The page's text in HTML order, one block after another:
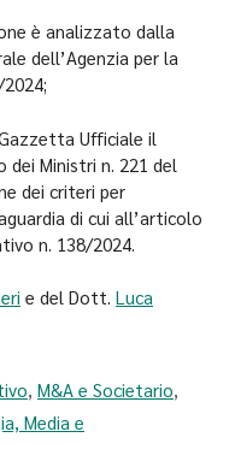
è analizzato dalla
dell’Agenzia per la
Ufficiale il
dei Ministri n. 221 del
dei criteri per
di cui all’articolo
n. 138/2024.
e del Dott. Luca
, M&A e Societario,
Media e